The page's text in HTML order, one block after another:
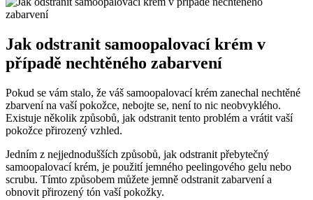
Jak odstranit samoopalovací krém v
případě nechtěného zabarvení
Pokud se vám stalo, že váš samoopalovací krém zanechal nechtěné
zbarvení na vaší pokožce, nebojte se, není to nic neobvyklého.
Existuje několik způsobů, jak odstranit tento problém a vrátit vaší
pokožce přirozený vzhled.
Jedním z nejjednodušších způsobů, jak odstranit přebytečný
samoopalovací krém, je použití jemného peelingového gelu nebo
scrubu. Tímto způsobem můžete jemně odstranit zabarvení a
obnovit přirozený tón vaší pokožky.